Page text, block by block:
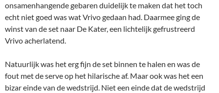
onsamenhangende gebaren duidelijk te maken dat het toch
echt niet goed was wat Vrivo gedaan had. Daarmee ging de
winst van de set naar De Kater, een lichtelijk gefrustreerd
Vrivo acherlatend.
Natuurlijk was het erg fijn de set binnen te halen en was de
fout met de serve op het hilarische af. Maar ook was het een
bizar einde van de wedstrijd. Niet een einde dat de wedstrijd